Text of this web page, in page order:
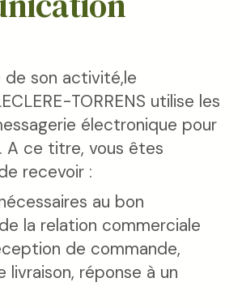
de son activité,le
TORRENS utilise les
électronique pour
A ce titre, vous êtes
recevoir :
au bon
la relation commerciale
de commande,
réponse à un